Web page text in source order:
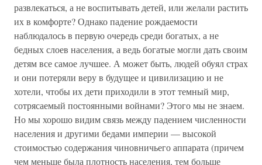
развлекаться, а не воспитывать детей, или желали растить
их в комфорте? Однако падение рождаемости
наблюдалось в первую очередь среди богатых, а не
бедных слоев населения, а ведь богатые могли дать своим
детям все самое лучшее. А может быть, людей обуял страх
и они потеряли веру в будущее и цивилизацию и не
хотели, чтобы их дети приходили в этот темный мир,
сотрясаемый постоянными войнами? Этого мы не знаем.
Но мы хорошо видим связь между падением численности
населения и другими бедами империи — высокой
стоимостью содержания чиновничьего аппарата (причем
чем меньше была плотность населения, тем больше